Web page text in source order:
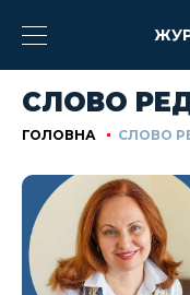
СЛОВО
ГОЛОВНА СЛОВО